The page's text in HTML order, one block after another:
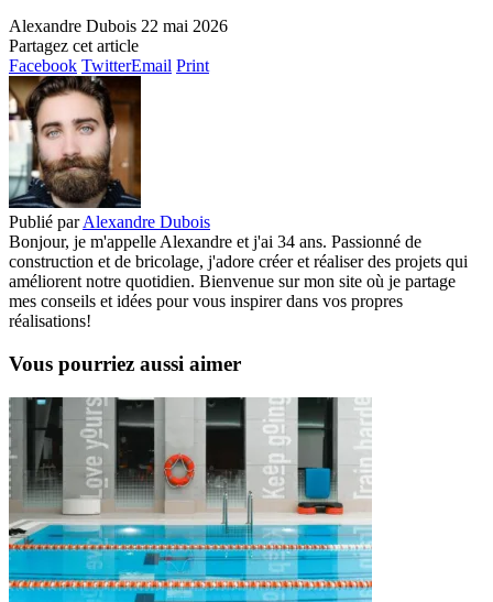
Alexandre Dubois 22 mai 2026
Partagez cet article
Facebook TwitterEmail Print
Publié parAlexandre Dubois
Bonjour, je m'appelle Alexandre et j'ai 34 ans. Passionné de
construction et de bricolage, j'adore créer et réaliser des projets qui
améliorent notre quotidien. Bienvenue sur mon site où je partage
mes conseils et idées pour vous inspirer dans vos propres
réalisations!
Vous pourriez aussi aimer